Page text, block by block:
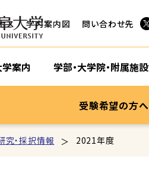
案内 学部・大学院・附属施設
受験希望の方へ
ス 学内案内図 問い合わせ先
究・採択情報 2021年度